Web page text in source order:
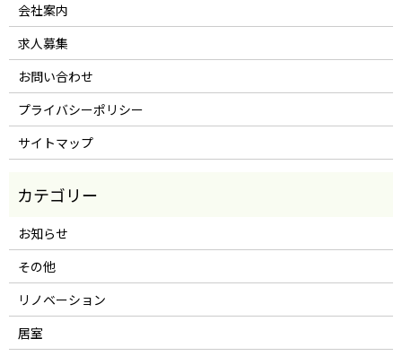
会社案内
求人募集
お問い合わせ
プライバシーポリシー
サイトマップ
お知らせ
その他
リノベーション
居室